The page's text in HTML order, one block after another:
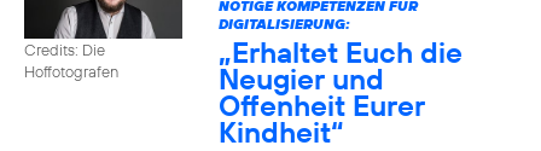
Credits: Die
Hoffotografen
NÖTIGE KOMPETENZEN FÜR
DIGITALISIERUNG:
„Erhaltet Euch die
Neugier und
Offenheit Eurer
Kindheit“